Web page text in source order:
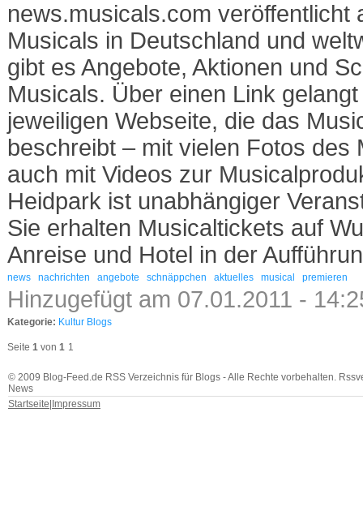
news.musicals.com veröffentlicht
Musicals in Deutschland und
gibt es Angebote, Aktionen und
Musicals. Über einen Link
jeweiligen Webseite, die das
beschreibt – mit vielen Fotos des
auch mit Videos zur
Heidpark ist unabhängiger
Sie erhalten Musicaltickets auf
Anreise und Hotel in der
news nachrichten angebote schnäppchen aktuelles musical premieren
Hinzugefügt am 07.01.2011 -
Kategorie: Kultur Blogs
Seite 1 von 1 1
© 2009 Blog-Feed.de RSS Verzeichnis für Blogs - Alle Rechte vorbehalten.
News
Startseite Impressum